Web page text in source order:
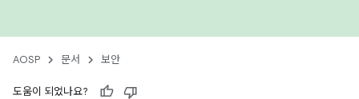
AOSP 문서 보안
도움이 되었나요?